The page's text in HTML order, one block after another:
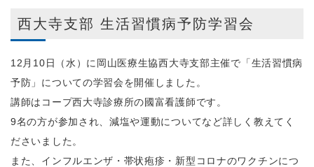
西大寺支部 生活習慣病予防学習会
12月10日（水）に岡山医療生協西大寺支部主催で「生活習慣病
予防」についての学習会を開催しました。
講師はコープ西大寺診療所の國富看護師です。
9名の方が参加され、減塩や運動についてなど詳しく教えてく
ださいました。
また、インフルエンザ・帯状疱疹・新型コロナのワクチンにつ